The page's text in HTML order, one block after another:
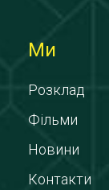
Ми
Розклад
Фільми
Новини
Контакти